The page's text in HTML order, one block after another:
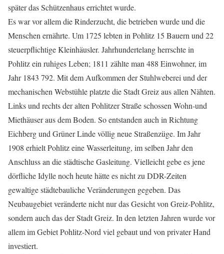
später das Schützenhaus errichtet wurde.
Es war vor allem die Rinderzucht, die betrieben wurde und die
Menschen ernährte. Um 1725 lebten in Pohlitz 15 Bauern und 22
steuerpflichtige Kleinhäusler. Jahrhundertelang herrschte in
Pohlitz ein ruhiges Leben; 1811 zählte man 488 Einwohner, im
Jahr 1843 792. Mit dem Aufkommen der Stuhlweberei und der
mechanischen Webstühle platzte die Stadt Greiz aus allen Nähten.
Links und rechts der alten Pohlitzer Straße schossen Wohn-und
Miethäuser aus dem Boden. So entstanden auch in Richtung
Eichberg und Grüner Linde völlig neue Straßenzüge. Im Jahr
1908 erhielt Pohlitz eine Wasserleitung, im selben Jahr den
Anschluss an die städtische Gasleitung. Vielleicht gebe es jene
dörfliche Idylle noch heute hätte es nicht zu DDR-Zeiten
gewaltige städtebauliche Veränderungen gegeben. Das
Neubaugebiet veränderte nicht nur das Gesicht von Greiz-Pohlitz,
sondern auch das der Stadt Greiz. In den letzten Jahren wurde vor
allem im Gebiet Pohlitz-Nord viel gebaut und von privater Hand
investiert.